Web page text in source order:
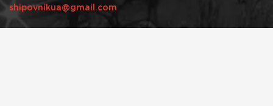
shipovnikua@gmail.com